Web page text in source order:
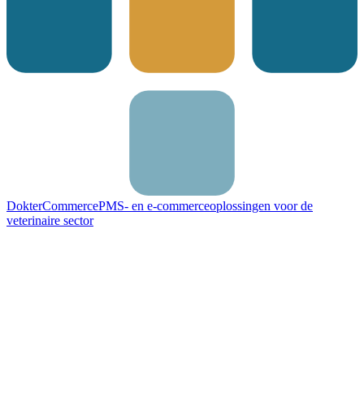
DokterCommercePMS- en e-commerceoplossingen voor de
veterinaire sector